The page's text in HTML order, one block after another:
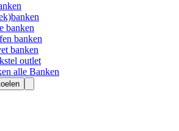
banken
banken
banken
outlet
alle Banken